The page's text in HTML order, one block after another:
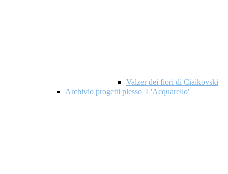
Valzer dei fiori di Ciaikovski
Archivio progetti plesso 'L'Acquarello'